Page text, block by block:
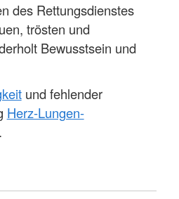
des Rettungsdienstes
trösten und
Bewusstsein und
und fehlender
Herz-Lungen-
.